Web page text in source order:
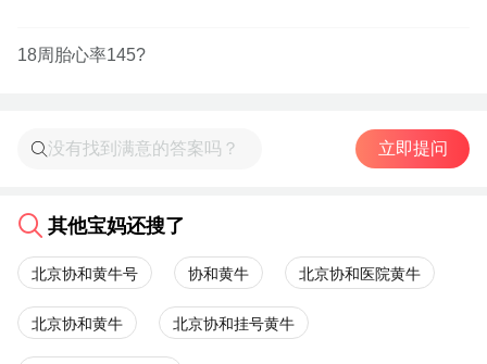
18周胎心率145?
立即提问
其他宝妈还搜了
北京协和黄牛号 协和黄牛 北京协和医院黄牛
北京协和黄牛 北京协和挂号黄牛